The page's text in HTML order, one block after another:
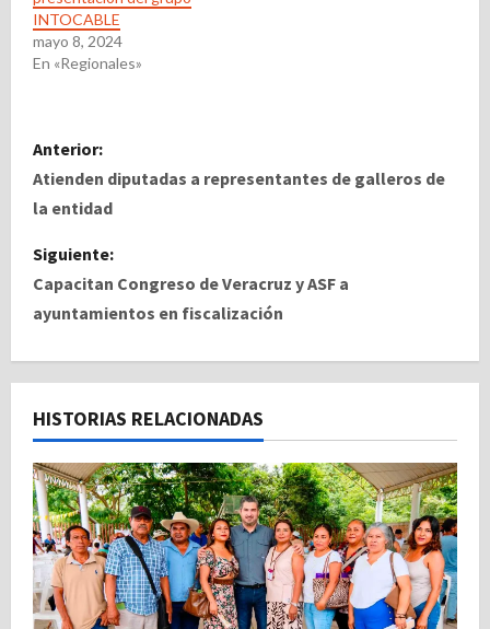
INTOCABLE
mayo 8, 2024
En «Regionales»
N
a
e
g
a
c
i
ó
n
d
Anterior:
Atienden diputadas a representantes de galleros de
la entidad
Siguiente:
Capacitan Congreso de Veracruz y ASF a
ayuntamientos en fiscalización
HISTORIAS RELACIONADAS